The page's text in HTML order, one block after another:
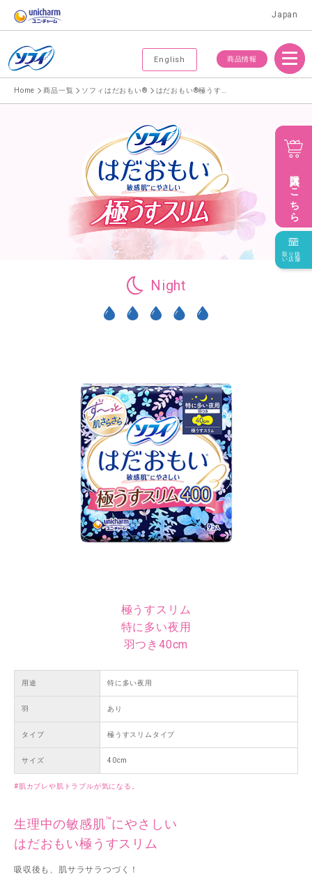
Japan
English 商品情報
Menu
Home 商品一覧 ソフィはだおもい®
Night
極うすスリム
特に多い夜用
羽つき40cm
用途 特に多い夜用
羽 あり
タイプ 極うすスリムタイプ
サイズ 40cm
#肌カブレや肌トラブルが気になる。
生理中の敏感肌™にやさしい
はだおもい極うすスリム
吸収後も、肌サラサラつづく！
購入はこちら
取り扱
い店舗